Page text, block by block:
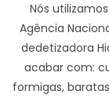
Nós
Agência
dedetizadora
acabar com:
formigas,